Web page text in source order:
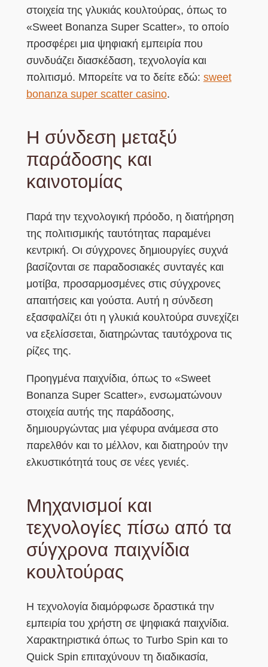
στοιχεία της γλυκιάς κουλτούρας, όπως το
«Sweet Bonanza Super Scatter», το οποίο
προσφέρει μια ψηφιακή εμπειρία που
συνδυάζει διασκέδαση, τεχνολογία και
πολιτισμό. Μπορείτε να το δείτε εδώ: sweet
bonanza super scatter casino.
Η σύνδεση μεταξύ
παράδοσης και
καινοτομίας
Παρά την τεχνολογική πρόοδο, η διατήρηση
της πολιτισμικής ταυτότητας παραμένει
κεντρική. Οι σύγχρονες δημιουργίες συχνά
βασίζονται σε παραδοσιακές συνταγές και
μοτίβα, προσαρμοσμένες στις σύγχρονες
απαιτήσεις και γούστα. Αυτή η σύνδεση
εξασφαλίζει ότι η γλυκιά κουλτούρα συνεχίζει
να εξελίσσεται, διατηρώντας ταυτόχρονα τις
ρίζες της.
Προηγμένα παιχνίδια, όπως το «Sweet
Bonanza Super Scatter», ενσωματώνουν
στοιχεία αυτής της παράδοσης,
δημιουργώντας μια γέφυρα ανάμεσα στο
παρελθόν και το μέλλον, και διατηρούν την
ελκυστικότητά τους σε νέες γενιές.
Μηχανισμοί και
τεχνολογίες πίσω από τα
σύγχρονα παιχνίδια
κουλτούρας
Η τεχνολογία διαμόρφωσε δραστικά την
εμπειρία του χρήστη σε ψηφιακά παιχνίδια.
Χαρακτηριστικά όπως το Turbo Spin και το
Quick Spin επιταχύνουν τη διαδικασία,